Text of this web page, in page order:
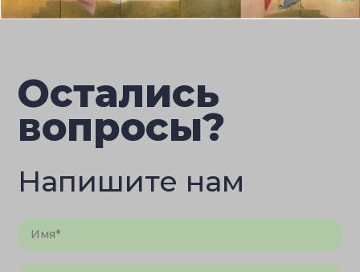
Остались
вопросы?
Напишите нам